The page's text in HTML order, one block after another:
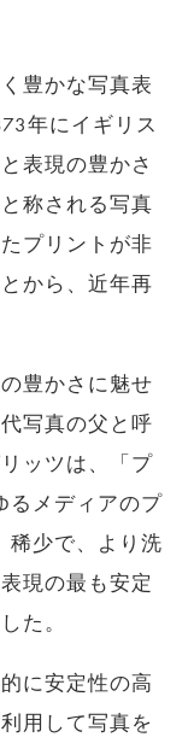
豊かな写真表
年にイギリス
表現の豊かさ
称される写真
プリントが非
から、近年再
豊かさに魅せ
写真の父と呼
ッツは、「プ
るメディアのプ
稀少で、より洗
現の最も安定
た。
に安定性の高
用して写真を